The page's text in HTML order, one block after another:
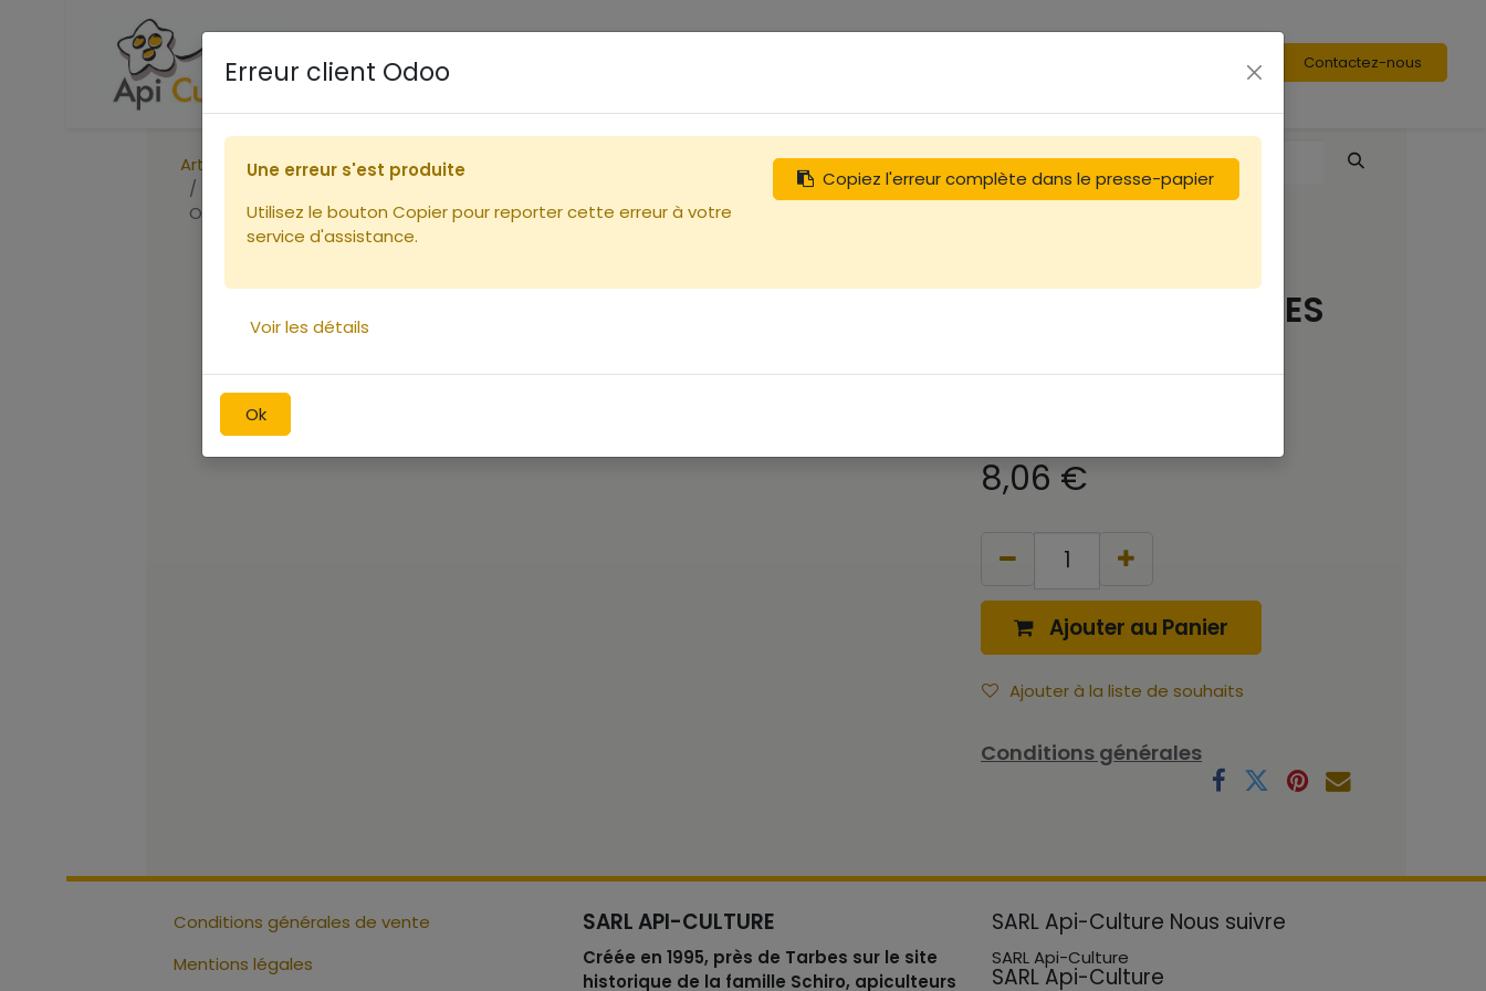
Accueil Boutique Contactez-nous
Articles
Origine France
Miel 450g PYRENEES
Origine France
8,06 €
Ajouter au Panier
Ajouter à la liste de souhaits
Conditions générales
Conditions générales de vente
Mentions légales
SARL API-CULTURE
Créée en 1995, près de Tarbes sur le site
historique de la famille Schiro, apiculteurs
SARL Api-Culture Nous suivre
SARL Api-Culture
SARL Api-Culture
Erreur client Odoo
Ok
Copiez l'erreur complète dans le presse-papier
Une erreur s'est produite
Utilisez le bouton Copier pour reporter cette erreur à votre
service d'assistance.
Voir les détails